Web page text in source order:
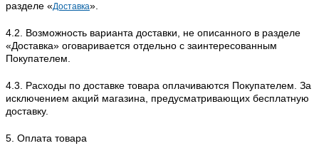
разделе «Доставка».
4.2. Возможность варианта доставки, не описанного в разделе
«Доставка» оговаривается отдельно с заинтересованным
Покупателем.
4.3. Расходы по доставке товара оплачиваются Покупателем. За
исключением акций магазина, предусматривающих бесплатную
доставку.
5. Оплата товара